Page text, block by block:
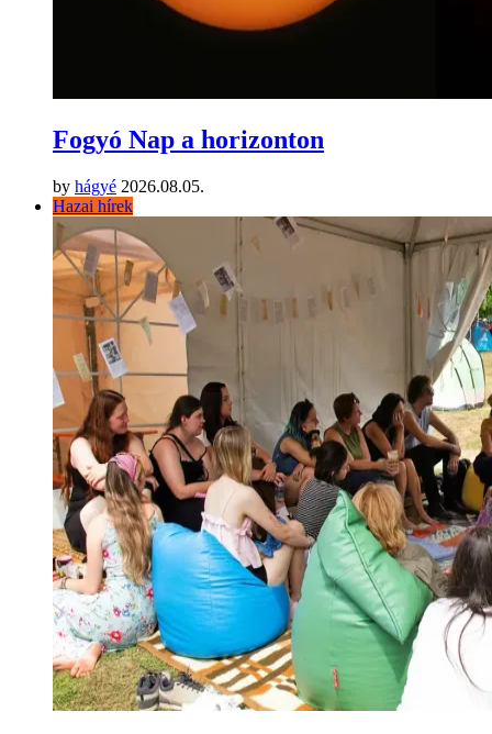
Fogyó Nap a horizonton
by hágyé 2026.08.05.
Hazai hírek